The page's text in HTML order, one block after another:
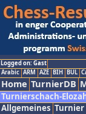
Logged on: Gast
Arabic ARM AZE BIH BUL
Home TurnierDB
Turnierschach-
Allgemeines Turnier